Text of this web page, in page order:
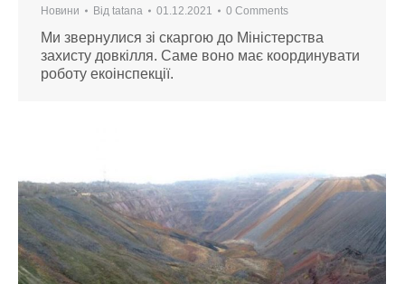
Новини Від tatana 01.12.2021 0 Comments
Ми звернулися зі скаргою до Міністерства
захисту довкілля. Саме воно має координувати
роботу екоінспекції.